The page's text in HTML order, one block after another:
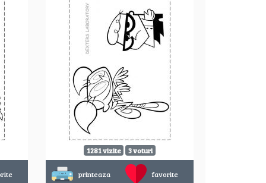
1281 vizite 3 voturi
printeaza favorite